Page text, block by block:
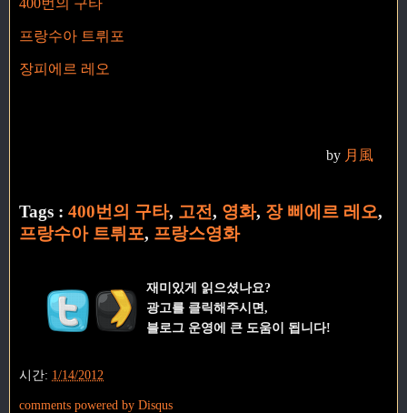
프랑수아 트뤼포
장피에르 레오
by 月風
Tags : 400번의 구타, 고전, 영화, 장 삐에르 레오,
프랑수아 트뤼포, 프랑스영화
재미있게 읽으셨나요?
광고를 클릭해주시면,
블로그 운영에 큰 도움이 됩니다!
시간: 1/14/2012
comments powered by Disqus